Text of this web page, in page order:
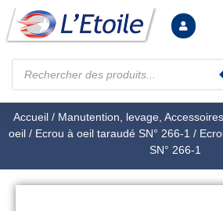
Accueil/ Manutention, levage, Accessoires
oeil / Ecrou à oeil taraudé SN° 266-1 /
SN° 266-1